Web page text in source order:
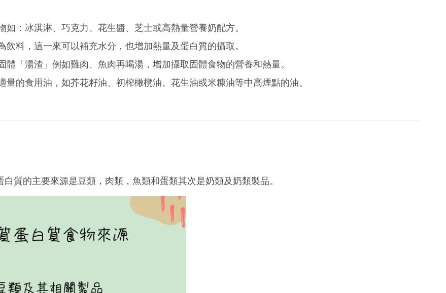
如：冰淇淋、巧克力、花生醬、芝士或高熱量營養奶配方。
飲料，這一來可以補充水分，也增加熱量及蛋白質的攝取。
體「湯渣」例如雞肉、魚肉再喝湯，增加攝取固體食物的營養和熱量。
量的食用油，如芥花籽油、初榨橄欖油、花生油或米糠油等中高煙點的油。
質的主要來源是豆類，肉類，魚類和蛋類其次是奶類及奶類製品。